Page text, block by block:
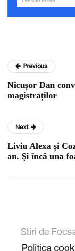
Previous
Nicușor Dan
magistraților
Next
Liviu Alexa și
an. Şi încǎ una
Stiri de
Politica